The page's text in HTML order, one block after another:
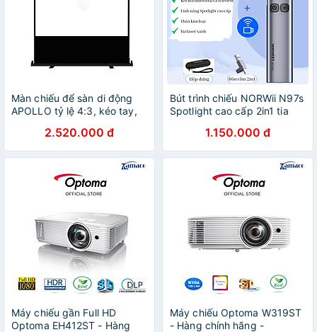
Màn chiếu để sàn di động
APOLLO tỷ lệ 4:3, kéo tay,
inch - Hàng nhập khẩu
2.520.000 đ
Bút trình chiếu NORWii N97s
Spotlight cao cấp 2in1 tia
TV,LED, bảng chiếu hỗ trợ
Windows, MacOS - Hàng
nhập khẩu
1.150.000 đ
Máy chiếu gần Full HD
Optoma EH412ST - Hàng
Máy chiếu Optoma W319ST
- Hàng chính hãng -